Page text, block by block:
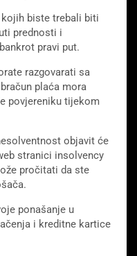
biste trebali biti
prednosti i
pravi put.
razgovarati sa
plaća mora
povjereniku tijekom
objavit će
stranici insolvency
pročitati da ste
ponašanje u
i kreditne kartice